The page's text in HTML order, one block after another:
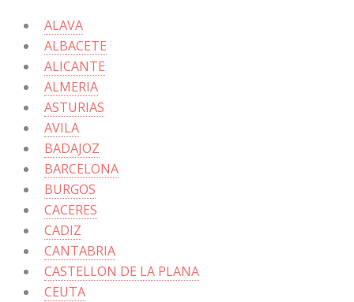
ALAVA
ALBACETE
ALICANTE
ALMERIA
ASTURIAS
AVILA
BADAJOZ
BARCELONA
BURGOS
CACERES
CADIZ
CANTABRIA
CASTELLON DE LA PLANA
CEUTA